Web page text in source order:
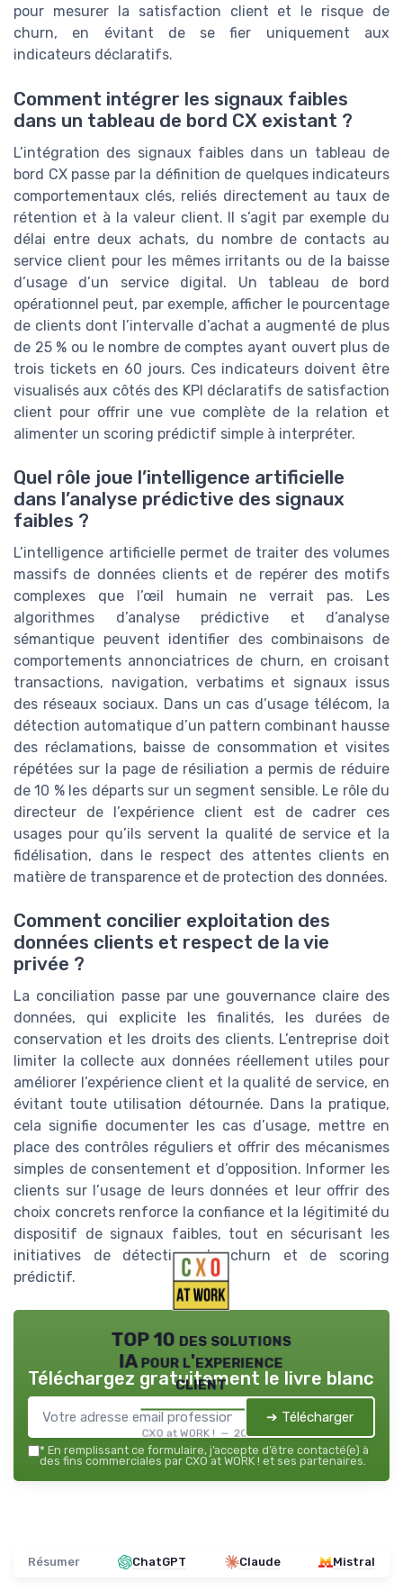
pour mesurer la satisfaction client et le risque de
churn, en évitant de se fier uniquement aux
indicateurs déclaratifs.
Comment intégrer les signaux faibles
dans un tableau de bord CX existant ?
L’intégration des signaux faibles dans un tableau de
bord CX passe par la définition de quelques indicateurs
comportementaux clés, reliés directement au taux de
rétention et à la valeur client. Il s’agit par exemple du
délai entre deux achats, du nombre de contacts au
service client pour les mêmes irritants ou de la baisse
d’usage d’un service digital. Un tableau de bord
opérationnel peut, par exemple, afficher le pourcentage
de clients dont l’intervalle d’achat a augmenté de plus
de 25 % ou le nombre de comptes ayant ouvert plus de
trois tickets en 60 jours. Ces indicateurs doivent être
visualisés aux côtés des KPI déclaratifs de satisfaction
client pour offrir une vue complète de la relation et
alimenter un scoring prédictif simple à interpréter.
Quel rôle joue l’intelligence artificielle
dans l’analyse prédictive des signaux
faibles ?
L’intelligence artificielle permet de traiter des volumes
massifs de données clients et de repérer des motifs
complexes que l’œil humain ne verrait pas. Les
algorithmes d’analyse prédictive et d’analyse
sémantique peuvent identifier des combinaisons de
comportements annonciatrices de churn, en croisant
transactions, navigation, verbatims et signaux issus
des réseaux sociaux. Dans un cas d’usage télécom, la
détection automatique d’un pattern combinant hausse
des réclamations, baisse de consommation et visites
répétées sur la page de résiliation a permis de réduire
de 10 % les départs sur un segment sensible. Le rôle du
directeur de l’expérience client est de cadrer ces
usages pour qu’ils servent la qualité de service et la
fidélisation, dans le respect des attentes clients en
matière de transparence et de protection des données.
Comment concilier exploitation des
données clients et respect de la vie
privée ?
La conciliation passe par une gouvernance claire des
données, qui explicite les finalités, les durées de
conservation et les droits des clients. L’entreprise doit
limiter la collecte aux données réellement utiles pour
améliorer l’expérience client et la qualité de service, en
évitant toute utilisation détournée. Dans la pratique,
cela signifie documenter les cas d’usage, mettre en
place des contrôles réguliers et offrir des mécanismes
simples de consentement et d’opposition. Informer les
clients sur l’usage de leurs données et leur offrir des
choix concrets renforce la confiance et la légitimité du
dispositif de signaux faibles, tout en sécurisant les
initiatives de détection de churn et de scoring
prédictif.
TOP 10 des solutions
IA pour l'experience
client
CXO at WORK ! — 2026
Téléchargez gratuitement le livre blanc
➔ Télécharger
* En remplissant ce formulaire, j’accepte d’être contacté(e) à
des fins commerciales par CXO at WORK ! et ses partenaires.
Résumer ChatGPT Claude Mistral